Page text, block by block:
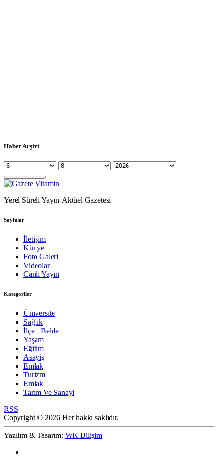
Haber Arşivi
Yerel Süreli Yayın-Aktüel Gazetesi
Sayfalar
İletişim
Künye
Foto Galeri
Videolar
Canlı Yayın
Kategoriler
Üniversite
Sağlık
İlçe - Belde
Yaşam
Eğitim
Asayiş
Emlak
Turizm
Emlak
Tarım Ve Sanayi
RSS
Copyright © 2026 Her hakkı saklıdır.
Yazılım & Tasarım: WK Bilişim